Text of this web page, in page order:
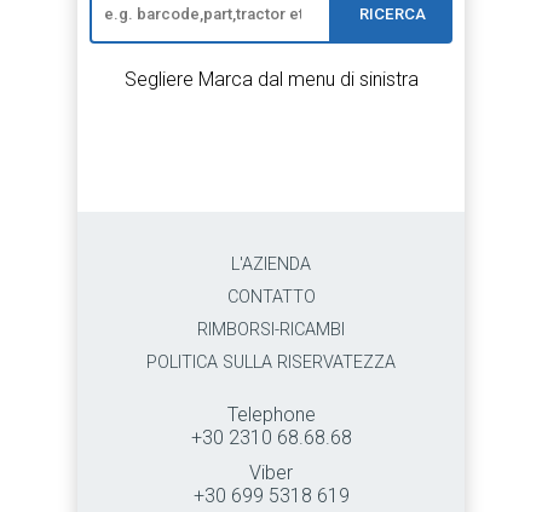
RICERCA
Segliere Marca dal menu di sinistra
L'AZIENDA
CONTATTO
RIMBORSI-RICAMBI
POLITICA SULLA RISERVATEZZA
Telephone
+30 2310 68.68.68
Viber
+30 699 5318 619